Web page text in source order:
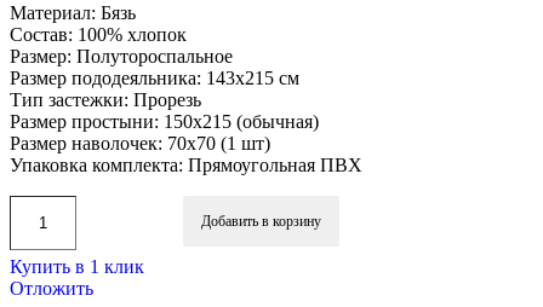
Материал: Бязь
Состав: 100% хлопок
Размер: Полутороспальное
Размер пододеяльника: 143х215 см
Тип застежки: Прорезь
Размер простыни: 150х215 (обычная)
Размер наволочек: 70х70 (1 шт)
Упаковка комплекта: Прямоугольная ПВХ
Добавить в корзину
Купить в 1 клик
Отложить